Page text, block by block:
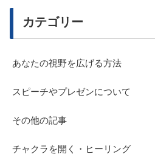
カテゴリー
あなたの視野を広げる方法
スピーチやプレゼンについて
その他の記事
チャクラを開く・ヒーリング